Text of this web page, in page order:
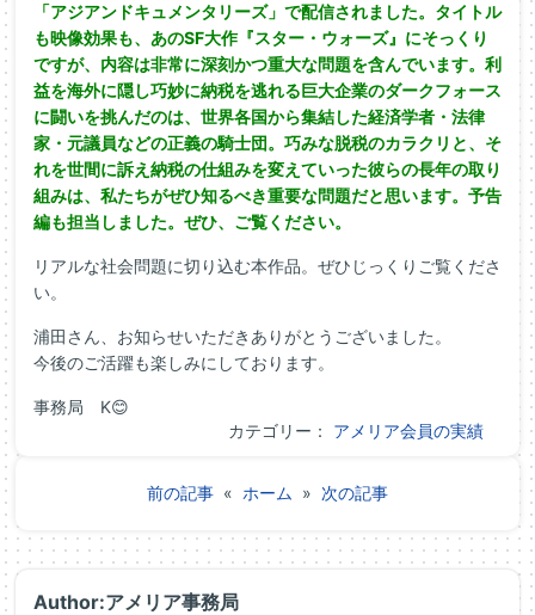
「アジアンドキュメンタリーズ」で配信されました。タイトル
も映像効果も、あのSF大作『スター・ウォーズ』にそっくり
ですが、内容は非常に深刻かつ重大な問題を含んでいます。利
益を海外に隠し巧妙に納税を逃れる巨大企業のダークフォース
に闘いを挑んだのは、世界各国から集結した経済学者・法律
家・元議員などの正義の騎士団。巧みな脱税のカラクリと、そ
れを世間に訴え納税の仕組みを変えていった彼らの長年の取り
組みは、私たちがぜひ知るべき重要な問題だと思います。予告
編も担当しました。ぜひ、ご覧ください。
リアルな社会問題に切り込む本作品。ぜひじっくりご覧くださ
い。
浦田さん、お知らせいただきありがとうございました。
今後のご活躍も楽しみにしております。
事務局 K😊
カテゴリー： アメリア会員の実績
前の記事 « ホーム » 次の記事
Author:アメリア事務局